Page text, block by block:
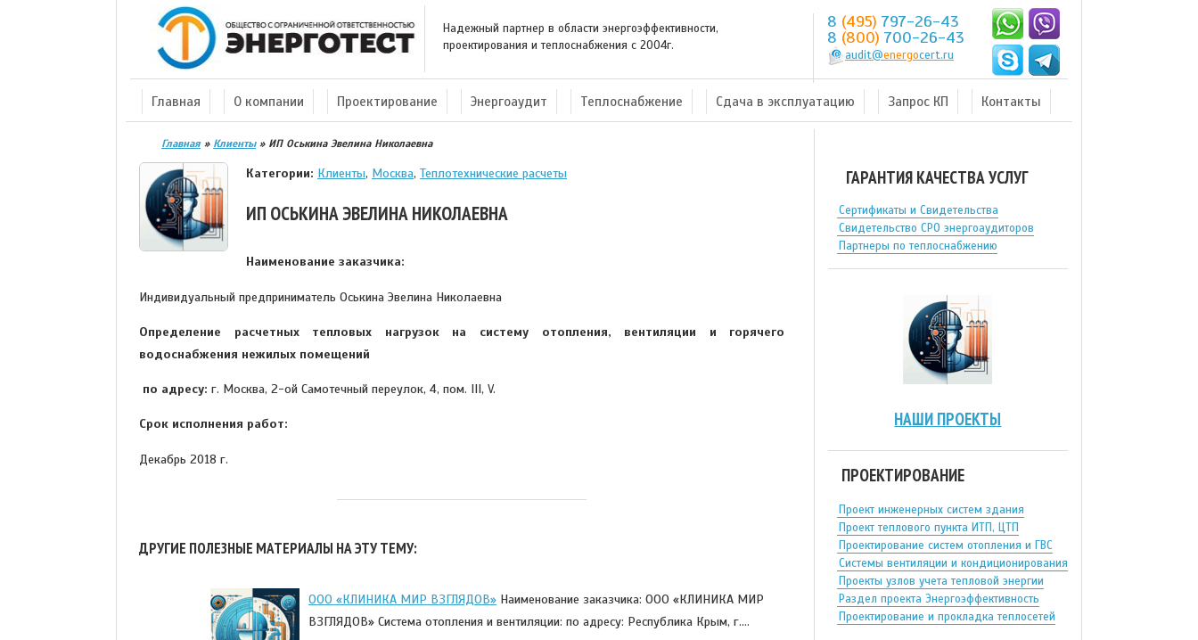
Надежный партнер в области энергоэффективности,
проектирования и теплоснабжения с 2004г.
8 (495) 797-26-43
8 (800) 700-26-43
audit@energocert.ru
Главная О компании Проектирование Энергоаудит Теплоснабжение Сдача в эксплуатацию Запрос КП Контакты
Главная » Клиенты» ИП Оськина Эвелина Николаевна
Категории: Клиенты, Москва, Теплотехнические расчеты
ИП ОСЬКИНА ЭВЕЛИНА НИКОЛАЕВНА
Наименование заказчика:
Индивидуальный предприниматель Оськина Эвелина Николаевна
Определение расчетных тепловых нагрузок на систему отопления, вентиляции и горячего
водоснабжения нежилых помещений
по адресу: г. Москва, 2-ой Самотечный переулок, 4, пом. III, V.
Срок исполнения работ:
Декабрь 2018 г.
ДРУГИЕ ПОЛЕЗНЫЕ МАТЕРИАЛЫ НА ЭТУ ТЕМУ:
ООО «КЛИНИКА МИР ВЗГЛЯДОВ» Наименование заказчика: ООО «КЛИНИКА МИР
ВЗГЛЯДОВ» Система отопления и вентиляции: по адресу: Республика Крым, г.…
ГАРАНТИЯ КАЧЕСТВА УСЛУГ
Сертификаты и Свидетельства
Свидетельство СРО энергоаудиторов
Партнеры по теплоснабжению
НАШИ ПРОЕКТЫ
ПРОЕКТИРОВАНИЕ
Проект инженерных систем здания
Проект теплового пункта ИТП, ЦТП
Проектирование систем отопления и ГВС
Системы вентиляции и кондиционирования
Проекты узлов учета тепловой энергии
Раздел проекта Энергоэффективность
Проектирование и прокладка теплосетей